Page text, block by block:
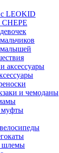
с LEOKID
аксессуары
и чемоданы
муфты
шлемы